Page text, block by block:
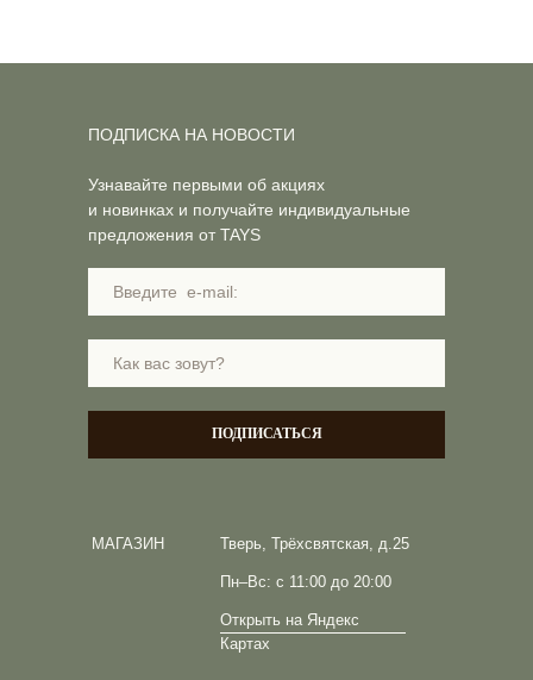
Тверь, Трёхсвятская, д.25
Пн–Вс: с 11:00 до 20:00
Открыть на Яндекс
Картах
МАГАЗИН
Узнавайте первыми об акциях
и новинках и получайте индивидуальные
предложения от TAYS
ПОДПИСАТЬСЯ
ПОДПИСКА НА НОВОСТИ